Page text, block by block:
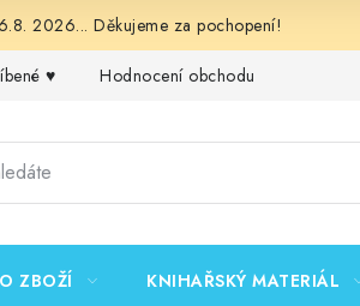
2026... Děkujeme za pochopení!
♥️ Hodnocení obchodu
ZBOŽÍ KNIHAŘSKÝ MATERIÁL